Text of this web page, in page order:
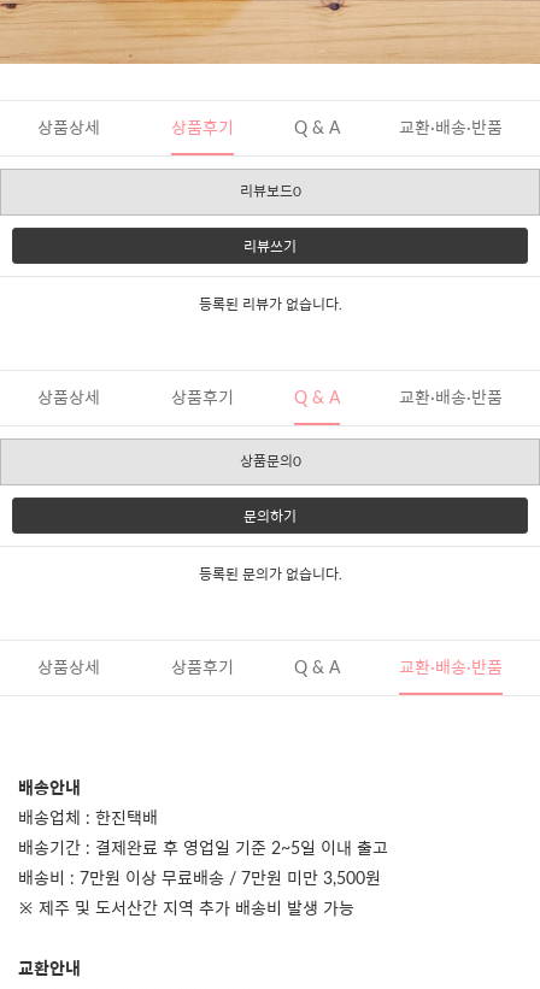
상품상세 상품후기 Q & A 교환·배송·반품
리뷰보드0
리뷰쓰기
등록된 리뷰가 없습니다.
상품상세 상품후기 Q & A 교환·배송·반품
상품문의0
문의하기
등록된 문의가 없습니다.
상품상세 상품후기 Q & A 교환·배송·반품
배송안내
배송업체 : 한진택배
배송기간 : 결제완료 후 영업일 기준 2~5일 이내 출고
배송비 : 7만원 이상 무료배송 / 7만원 미만 3,500원
※ 제주 및 도서산간 지역 추가 배송비 발생 가능
교환안내